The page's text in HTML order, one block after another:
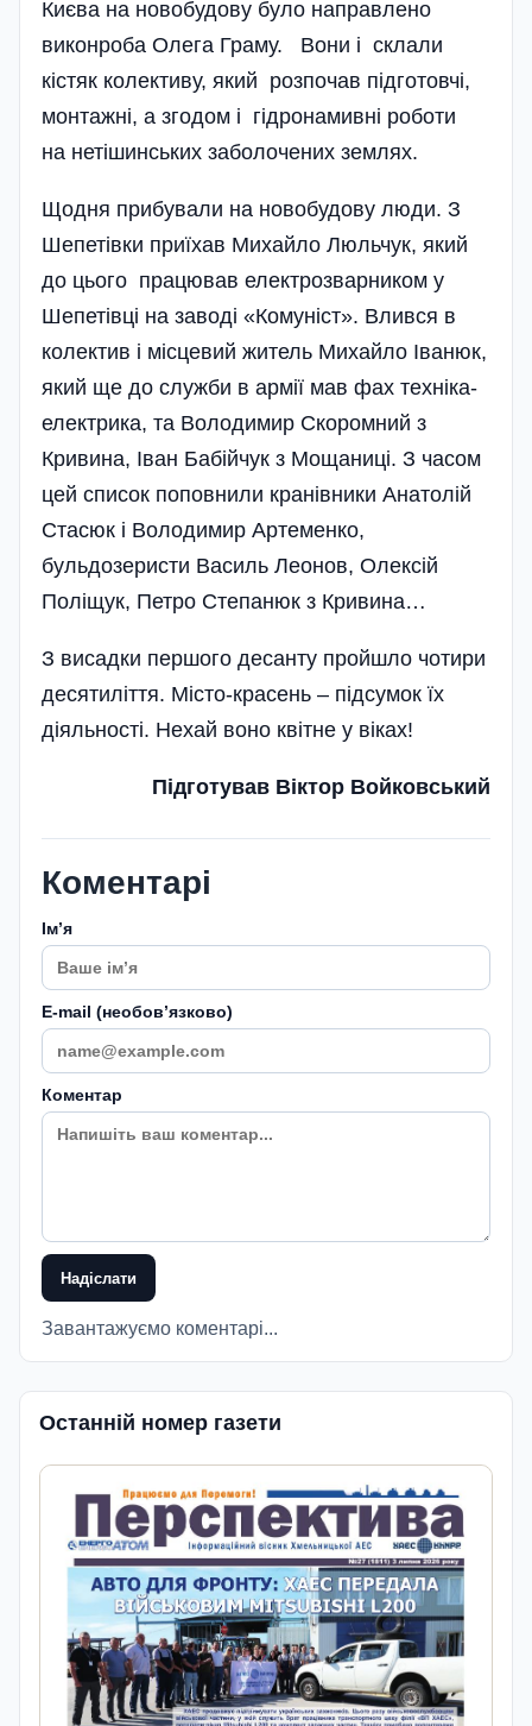
Києва на новобудову було направлено
виконроба Олега Граму. Вони і склали
кістяк колективу, який розпочав підготовчі,
монтажні, а згодом і гідронамивні роботи
на нетішинських заболочених землях.
Щодня прибували на новобудову люди. З
Шепетівки приїхав Михайло Люльчук, який
до цього працював електрозварником у
Шепетівці на заводі «Комуніст». Влився в
колектив і місцевий житель Михайло Іванюк,
який ще до служби в армії мав фах техніка-
електрика, та Володимир Скоромний з
Кривина, Іван Бабійчук з Мощаниці. З часом
цей список поповнили кранівники Анатолій
Стасюк і Володимир Артеменко,
бульдозеристи Василь Леонов, Олексій
Полі­щук, Петро Степанюк з Кривина…
З висадки першого десанту пройшло чотири
десятиліття. Місто-красень – підсумок їх
діяльності. Нехай воно квітне у віках!
Підготував Віктор Войковський
Коментарі
Імʼя
E-mail (необовʼязково)
Коментар
Надіслати
Завантажуємо коментарі...
Останній номер газети